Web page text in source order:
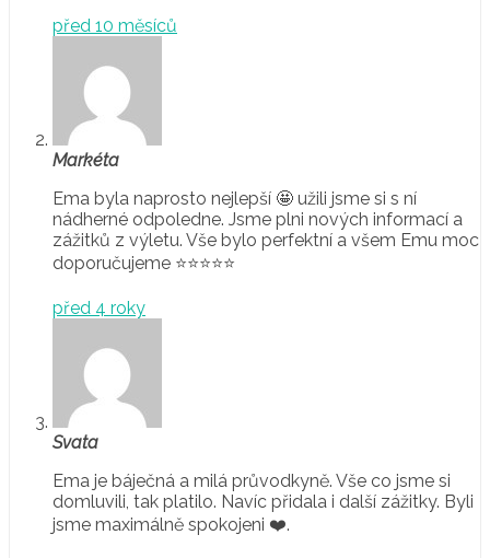
před 10 měsíců
Markéta
Ema byla naprosto nejlepší 🤩 užili jsme si s ní
nádherné odpoledne. Jsme plni nových informací a
zážitků z výletu. Vše bylo perfektní a všem Emu moc
doporučujeme ⭐️⭐️⭐️⭐️⭐️
před 4 roky
Svata
Ema je báječná a milá průvodkyně. Vše co jsme si
domluvili, tak platilo. Navíc přidala i další zážitky. Byli
jsme maximálně spokojeni ❤️.